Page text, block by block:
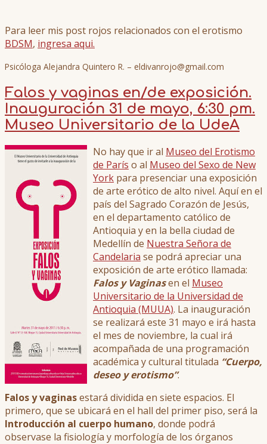
Para leer mis post rojos relacionados con el erotismo
BDSM, ingresa aqui.
Psicóloga Alejandra Quintero R. – eldivanrojo@gmail.com
Falos y vaginas en/de exposición.
Inauguración 31 de mayo, 6:30 pm.
Museo Universitario de la UdeA
No hay que ir al Museo del Erotismo
de París o al Museo del Sexo de New
York para presenciar una exposición
de arte erótico de alto nivel. Aquí en el
país del Sagrado Corazón de Jesús,
en el departamento católico de
Antioquia y en la bella ciudad de
Medellín de Nuestra Señora de
Candelaria se podrá apreciar una
exposición de arte erótico llamada:
Falos y Vaginasen el Museo
Universitario de la Universidad de
Antioquia (MUUA). La inauguración
se realizará este 31 mayo e irá hasta
el mes de noviembre, la cual irá
acompañada de una programación
académica y cultural titulada “Cuerpo,
deseo y erotismo”.
Falos y vaginasestará dividida en siete espacios. El
primero, que se ubicará en el hall del primer piso, será la
Introducción al cuerpo humano, donde podrá
observase la fisiología y morfología de los órganos